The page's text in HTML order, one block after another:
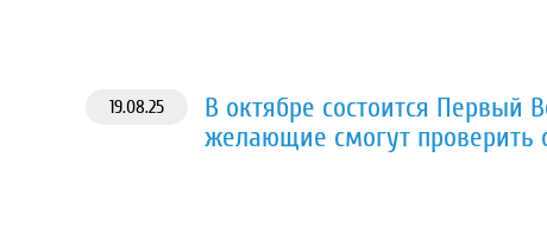
19.08.25
В октябре состоится Первый
желающие смогут проверить